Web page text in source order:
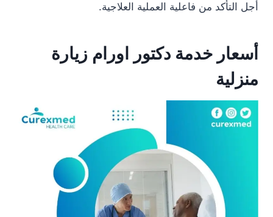
أجل التأكد من فاعلية العملية العلاجية.
أسعار خدمة دكتور اورام زيارة
منزلية